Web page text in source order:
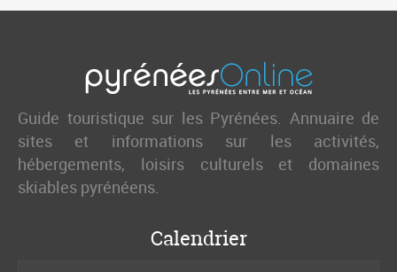
Guide touristique sur les Pyrénées. Annuaire de
sites et informations sur les activités,
hébergements, loisirs culturels et domaines
skiables pyrénéens.
Calendrier